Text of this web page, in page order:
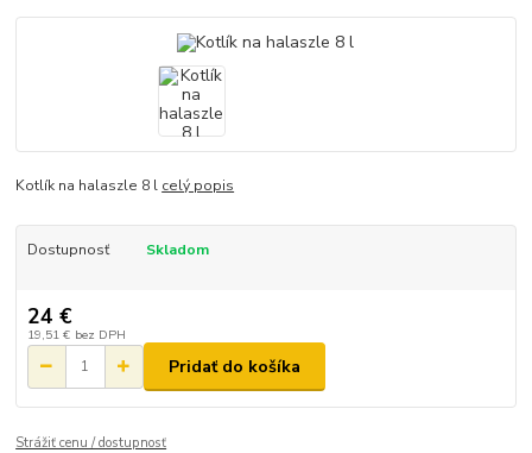
Kotlík na halaszle 8 l celý popis
Dostupnosť Skladom
24 €
19,51 € bez DPH
Pridať do košíka
Strážiť cenu / dostupnosť